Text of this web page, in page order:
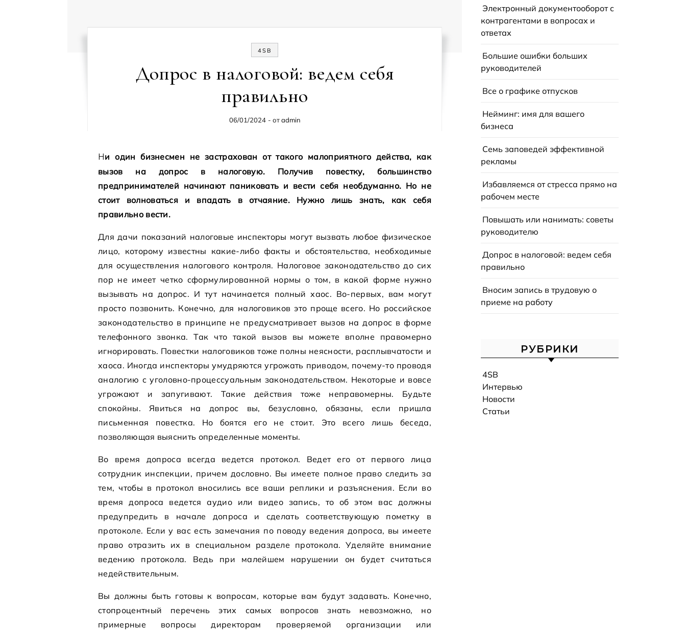
4SB
Допрос в налоговой: ведем себя
правильно
06/01/2024 - отadmin
Ни один бизнесмен не застрахован от такого малоприятного действа, как
вызов на допрос в налоговую. Получив повестку, большинство
предпринимателей начинают паниковать и вести себя необдуманно. Но не
стоит волноваться и впадать в отчаяние. Нужно лишь знать, как себя
правильно вести.
Для дачи показаний налоговые инспекторы могут вызвать любое физическое
лицо, которому известны какие-либо факты и обстоятельства, необходимые
для осуществления налогового контроля. Налоговое законодательство до сих
пор не имеет четко сформулированной нормы о том, в какой форме нужно
вызывать на допрос. И тут начинается полный хаос. Во-первых, вам могут
просто позвонить. Конечно, для налоговиков это проще всего. Но российское
законодательство в принципе не предусматривает вызов на допрос в форме
телефонного звонка. Так что такой вызов вы можете вполне правомерно
игнорировать. Повестки налоговиков тоже полны неясности, расплывчатости и
хаоса. Иногда инспекторы умудряются угрожать приводом, почему-то проводя
аналогию с уголовно-процессуальным законодательством. Некоторые и вовсе
угрожают и запугивают. Такие действия тоже неправомерны. Будьте
спокойны. Явиться на допрос вы, безусловно, обязаны, если пришла
письменная повестка. Но боятся его не стоит. Это всего лишь беседа,
позволяющая выяснить определенные моменты.
Во время допроса всегда ведется протокол. Ведет его от первого лица
сотрудник инспекции, причем дословно. Вы имеете полное право следить за
тем, чтобы в протокол вносились все ваши реплики и разъяснения. Если во
время допроса ведется аудио или видео запись, то об этом вас должны
предупредить в начале допроса и сделать соответствующую пометку в
протоколе. Если у вас есть замечания по поводу ведения допроса, вы имеете
право отразить их в специальном разделе протокола. Уделяйте внимание
ведению протокола. Ведь при малейшем нарушении он будет считаться
недействительным.
Вы должны быть готовы к вопросам, которые вам будут задавать. Конечно,
стопроцентный перечень этих самых вопросов знать невозможно, но
примерные вопросы директорам проверяемой организации или
Электронный документооборот с
контрагентами в вопросах и
ответах
Большие ошибки больших
руководителей
Все о графике отпусков
Нейминг: имя для вашего
бизнеса
Семь заповедей эффективной
рекламы
Избавляемся от стресса прямо на
рабочем месте
Повышать или нанимать: советы
руководителю
Допрос в налоговой: ведем себя
правильно
Вносим запись в трудовую о
приеме на работу
РУБРИКИ
4SB
Интервью
Новости
Статьи